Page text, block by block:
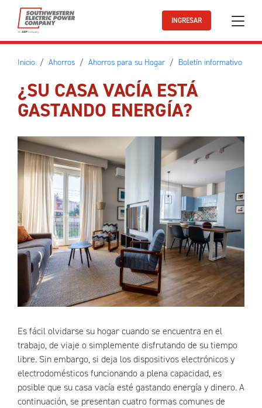
Ir al contenido principal
INGRESAR
Inicio Ahorros Ahorros para su Hogar Boletín informativo
¿SU CASA VACÍA ESTÁ
GASTANDO ENERGÍA?
Es fácil olvidarse su hogar cuando se encuentra en el
trabajo, de viaje o simplemente disfrutando de su tiempo
libre. Sin embargo, si deja los dispositivos electrónicos y
electrodomésticos funcionando a plena capacidad, es
posible que su casa vacía esté gastando energía y dinero. A
continuación, se presentan cuatro formas comunes de